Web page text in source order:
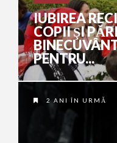
IUBIREA
COPII ŞI
PENTRU...
2 ANI ÎN URMĂ